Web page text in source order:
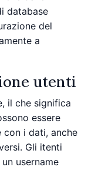
database
del
a
utenti
il che significa
essere
i dati, anche
Gli itenti
username